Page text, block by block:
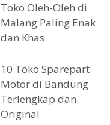
Toko Oleh-Oleh di
Malang Paling Enak
dan Khas
10 Toko Sparepart
Motor di Bandung
Terlengkap dan
Original